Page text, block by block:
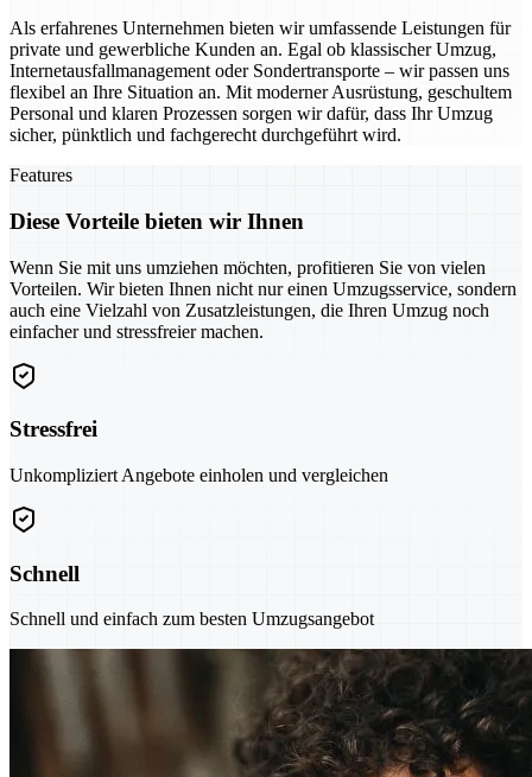
Als erfahrenes Unternehmen bieten wir umfassende Leistungen für
private und gewerbliche Kunden an. Egal ob klassischer Umzug,
Internetausfallmanagement oder Sondertransporte – wir passen uns
flexibel an Ihre Situation an. Mit moderner Ausrüstung, geschultem
Personal und klaren Prozessen sorgen wir dafür, dass Ihr Umzug
sicher, pünktlich und fachgerecht durchgeführt wird.
Features
Diese Vorteile bieten wir Ihnen
Wenn Sie mit uns umziehen möchten, profitieren Sie von vielen
Vorteilen. Wir bieten Ihnen nicht nur einen Umzugsservice, sondern
auch eine Vielzahl von Zusatzleistungen, die Ihren Umzug noch
einfacher und stressfreier machen.
Stressfrei
Unkompliziert Angebote einholen und vergleichen
Schnell
Schnell und einfach zum besten Umzugsangebot